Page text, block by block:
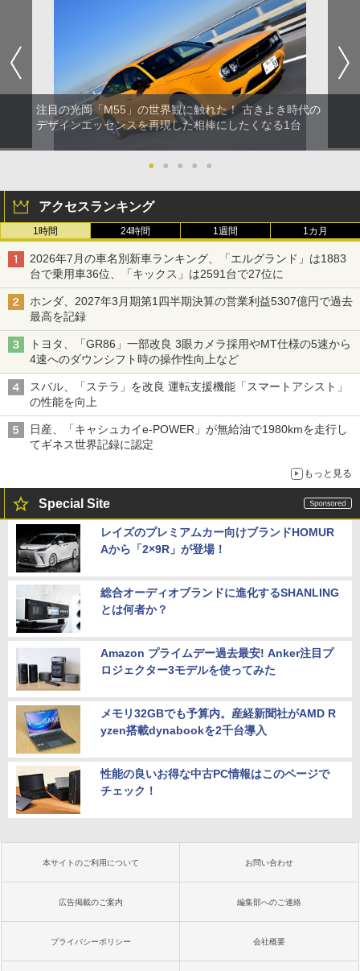
注目の光岡「M55」の世界観に触れた！ 古きよき時代の
デザインエッセンスを再現した相棒にしたくなる1台
● ● ● ● ●
アクセスランキング
1時間 24時間 1週間 1カ月
2026年7月の車名別新車ランキング、「エルグランド」は1883
台で乗用車36位、「キックス」は2591台で27位に
ホンダ、2027年3月期第1四半期決算の営業利益5307億円で過去
最高を記録
トヨタ、「GR86」一部改良 3眼カメラ採用やMT仕様の5速から
4速へのダウンシフト時の操作性向上など
スバル、「ステラ」を改良 運転支援機能「スマートアシスト」
の性能を向上
日産、「キャシュカイe-POWER」が無給油で1980kmを走行し
てギネス世界記録に認定
もっと見る
Special Site
レイズのプレミアムカー向けブランドHOMUR
Aから「2×9R」が登場！
総合オーディオブランドに進化するSHANLING
とは何者か？
Amazon プライムデー過去最安! Anker注目プ
ロジェクター3モデルを使ってみた
メモリ32GBでも予算内。産経新聞社がAMD R
yzen搭載dynabookを2千台導入
性能の良いお得な中古PC情報はこのページで
チェック！
本サイトのご利用について お問い合わせ
広告掲載のご案内 編集部へのご連絡
プライバシーポリシー 会社概要